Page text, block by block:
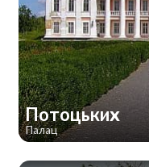
Потоцьких
Палац